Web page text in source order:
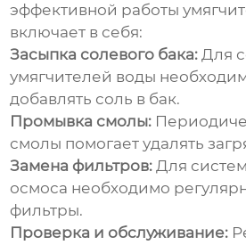
эффективной работы
включает в себя:
Засыпка солевого бака: Для
умягчителей воды
добавлять соль в бак.
Промывка смолы:
смолы помогает удалять
Замена фильтров: Для
осмоса необходимо
фильтры.
Проверка и обслуживание: